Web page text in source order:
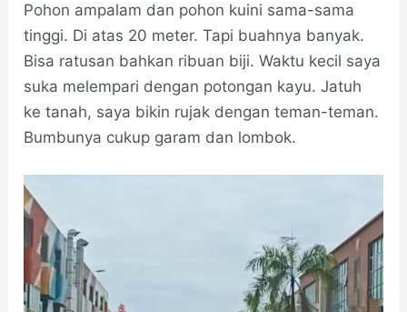
Pohon ampalam dan pohon kuini sama-sama
tinggi. Di atas 20 meter. Tapi buahnya banyak.
Bisa ratusan bahkan ribuan biji. Waktu kecil saya
suka melempari dengan potongan kayu. Jatuh
ke tanah, saya bikin rujak dengan teman-teman.
Bumbunya cukup garam dan lombok.